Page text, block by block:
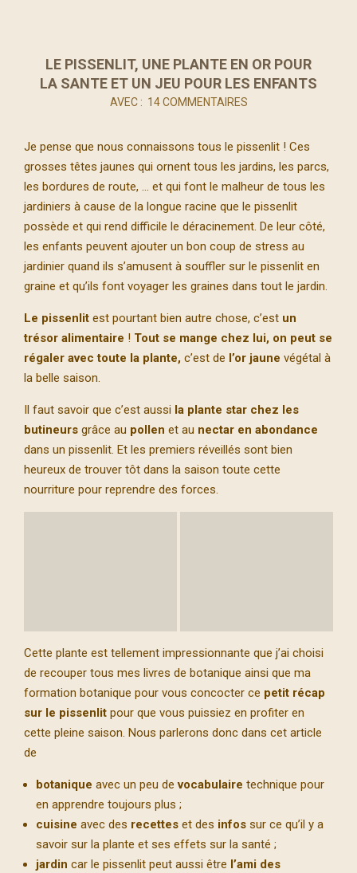
LE PISSENLIT, UNE PLANTE EN OR POUR
LA SANTE ET UN JEU POUR LES ENFANTS
AVEC : 14 COMMENTAIRES
Je pense que nous connaissons tous le pissenlit ! Ces
grosses têtes jaunes qui ornent tous les jardins, les parcs,
les bordures de route, … et qui font le malheur de tous les
jardiniers à cause de la longue racine que le pissenlit
possède et qui rend difficile le déracinement. De leur côté,
les enfants peuvent ajouter un bon coup de stress au
jardinier quand ils s’amusent à souffler sur le pissenlit en
graine et qu’ils font voyager les graines dans tout le jardin.
Le pissenlit est pourtant bien autre chose, c’est un
trésor alimentaire ! Tout se mange chez lui, on peut se
régaler avec toute la plante, c’est de l’or jaune végétal à
la belle saison.
Il faut savoir que c’est aussi la plante star chez les
butineurs grâce au pollen et au nectar en abondance
dans un pissenlit. Et les premiers réveillés sont bien
heureux de trouver tôt dans la saison toute cette
nourriture pour reprendre des forces.
Cette plante est tellement impressionnante que j’ai choisi
de recouper tous mes livres de botanique ainsi que ma
formation botanique pour vous concocter ce petit récap
sur le pissenlit pour que vous puissiez en profiter en
cette pleine saison. Nous parlerons donc dans cet article
de
botanique avec un peu devocabulaire technique pour
en apprendre toujours plus ;
cuisine avec des recettes et des infos sur ce qu’il y a
savoir sur la plante et ses effets sur la santé ;
jardin car le pissenlit peut aussi être l’ami des